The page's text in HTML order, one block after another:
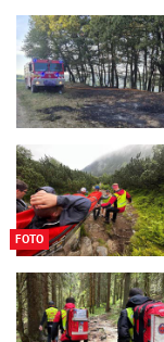
FOTO